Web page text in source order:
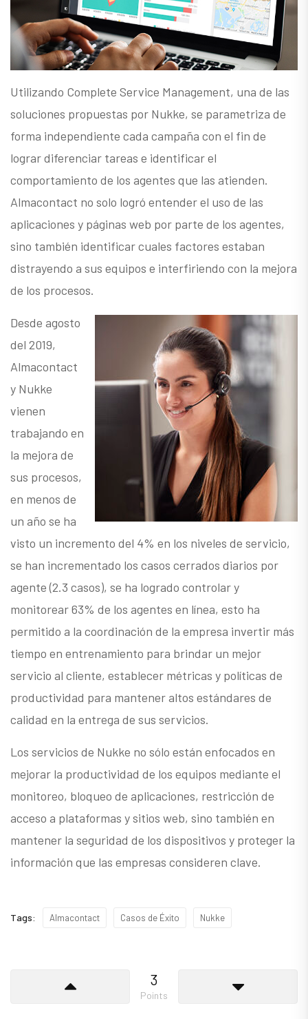
Utilizando Complete Service Management, una de las
soluciones propuestas por Nukke, se parametriza de
forma independiente cada campaña con el fin de
lograr diferenciar tareas e identificar el
comportamiento de los agentes que las atienden.
Almacontact no solo logró entender el uso de las
aplicaciones y páginas web por parte de los agentes,
sino también identificar cuales factores estaban
distrayendo a sus equipos e interfiriendo con la mejora
de los procesos.
Desde agosto
del 2019,
Almacontact
y Nukke
vienen
trabajando en
la mejora de
sus procesos,
en menos de
un año se ha
visto un incremento del 4% en los niveles de servicio,
se han incrementado los casos cerrados diarios por
agente (2.3 casos), se ha logrado controlar y
monitorear 63% de los agentes en línea, esto ha
permitido a la coordinación de la empresa invertir más
tiempo en entrenamiento para brindar un mejor
servicio al cliente, establecer métricas y políticas de
productividad para mantener altos estándares de
calidad en la entrega de sus servicios.
Los servicios de Nukke no sólo están enfocados en
mejorar la productividad de los equipos mediante el
monitoreo, bloqueo de aplicaciones, restricción de
acceso a plataformas y sitios web, sino también en
mantener la seguridad de los dispositivos y proteger la
información que las empresas consideren clave.
Tags: Almacontact Casos de Éxito Nukke
3
Points